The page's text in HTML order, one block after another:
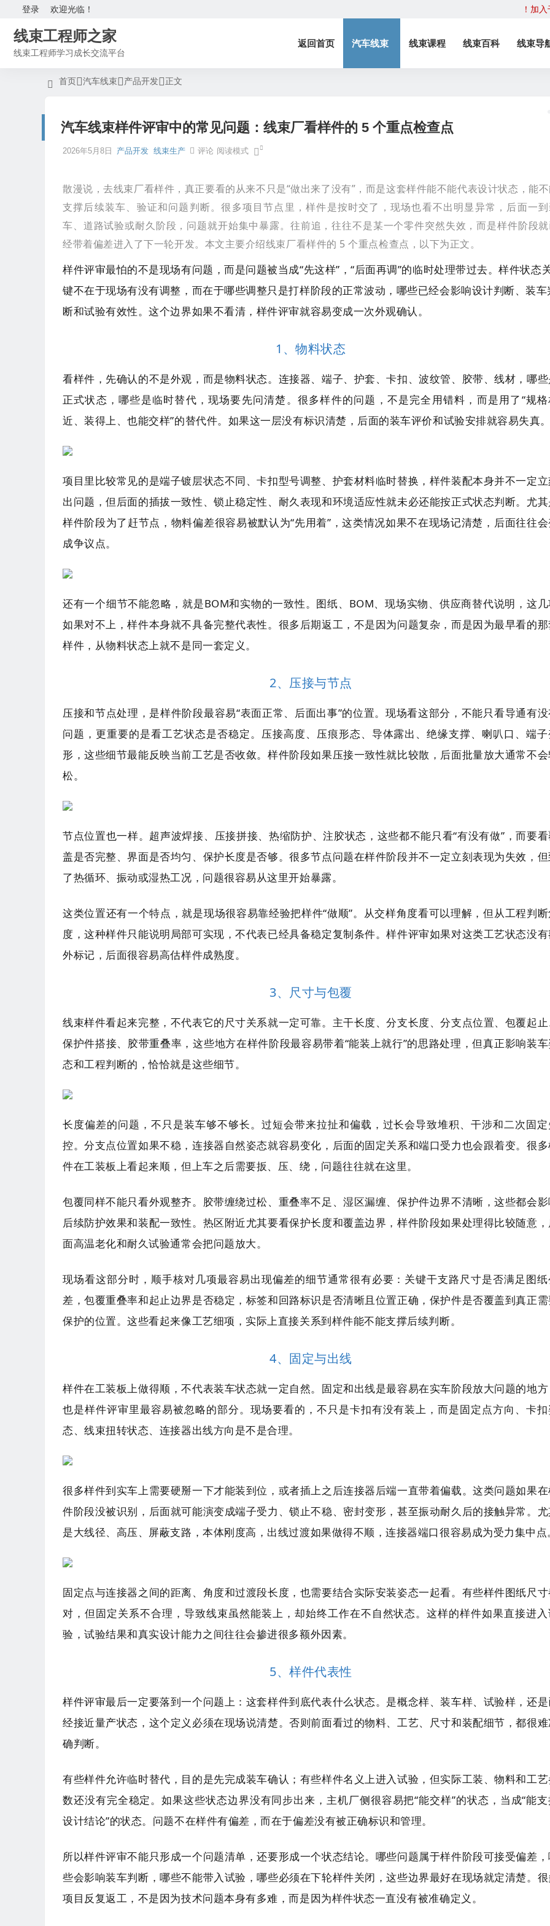
欢迎光临！
登录 ！加
线束工程师之家
线束工程师学习成长交流平台
返回首页 汽车线束 线束课程 线束百科 线束导
首页 汽车线束 产品开发 正文
汽车线束样件评审中的常见问题：线束厂看样件的 5 个重点检查点
2026年5月8日 产品开发 线束生产 评论 阅读模式
散漫说，去线束厂看样件，真正要看的从来不只是“做出来了没有”，而是这套样件能不能代表设计状态，能
支撑后续装车、验证和问题判断。很多项目节点里，样件是按时交了，现场也看不出明显异常，后面一到
车、道路试验或耐久阶段，问题就开始集中暴露。往前追，往往不是某一个零件突然失效，而是样件阶段
经带着偏差进入了下一轮开发。本文主要介绍线束厂看样件的 5 个重点检查点， 以下为正文。
样件评审最怕的不是现场有问题，而是问题被当成“先这样”，“后面再调”的临时处理带过去。样件状态
键不在于现场有没有调整，而在于哪些调整只是打样阶段的正常波动，哪些已经会影响设计判断、装车
断和试验有效性。这个边界如果不看清，样件评审就容易变成一次外观确认。
1、物料状态
看样件，先确认的不是外观，而是物料状态。连接器、端子、护套、卡扣、波纹管、胶带、线材，哪些
正式状态，哪些是临时替代，现场要先问清楚。很多样件的问题，不是完全用错料，而是用了“规格
近、装得上、也能交样”的替代件。如果这一层没有标识清楚，后面的装车评价和试验安排就容易失真。
项目里比较常见的是端子镀层状态不同、卡扣型号调整、护套材料临时替换，样件装配本身并不一定立
出问题，但后面的插拔一致性、锁止稳定性、耐久表现和环境适应性就未必还能按正式状态判断。尤其
样件阶段为了赶节点，物料偏差很容易被默认为“先用着”，这类情况如果不在现场记清楚，后面往往
成争议点。
还有一个细节不能忽略，就是BOM和实物的一致性。图纸、BOM、现场实物、供应商替代说明，这几
如果对不上，样件本身就不具备完整代表性。很多后期返工，不是因为问题复杂，而是因为最早看的那
样件，从物料状态上就不是同一套定义。
2、压接与节点
压接和节点处理，是样件阶段最容易“表面正常、后面出事”的位置。现场看这部分，不能只看导通有
问题，更重要的是看工艺状态是否稳定。压接高度、压痕形态、导体露出、绝缘支撑、喇叭口、端
形，这些细节最能反映当前工艺是否收敛。样件阶段如果压接一致性就比较散，后面批量放大通常不会
松。
节点位置也一样。超声波焊接、压接拼接、热缩防护、注胶状态，这些都不能只看“有没有做”，而要
盖是否完整、界面是否均匀、保护长度是否够。很多节点问题在样件阶段并不一定立刻表现为失效，但
了热循环、振动或湿热工况，问题很容易从这里开始暴露。
这类位置还有一个特点，就是现场很容易靠经验把样件“做顺”。从交样角度看可以理解，但从工程判断
度，这种样件只能说明局部可实现，不代表已经具备稳定复制条件。样件评审如果对这类工艺状态没
外标记，后面很容易高估样件成熟度。
3、尺寸与包覆
线束样件看起来完整，不代表它的尺寸关系就一定可靠。主干长度、分支长度、分支点位置、包覆起止
保护件搭接、胶带重叠率，这些地方在样件阶段最容易带着“能装上就行”的思路处理，但真正影响装
态和工程判断的，恰恰就是这些细节。
长度偏差的问题，不只是装车够不够长。过短会带来拉扯和偏载，过长会导致堆积、干涉和二次固定
控。分支点位置如果不稳，连接器自然姿态就容易变化，后面的固定关系和端口受力也会跟着变。很
件在工装板上看起来顺，但上车之后需要扳、压、绕，问题往往就在这里。
包覆同样不能只看外观整齐。胶带缠绕过松、重叠率不足、湿区漏缠、保护件边界不清晰，这些都会影
后续防护效果和装配一致性。热区附近尤其要看保护长度和覆盖边界，样件阶段如果处理得比较随意
面高温老化和耐久试验通常会把问题放大。
现场看这部分时，顺手核对几项最容易出现偏差的细节通常很有必要：关键干支路尺寸是否满足图纸
差，包覆重叠率和起止边界是否稳定，标签和回路标识是否清晰且位置正确，保护件是否覆盖到真正
保护的位置。这些看起来像工艺细项，实际上直接关系到样件能不能支撑后续判断。
4、固定与出线
样件在工装板上做得顺，不代表装车状态就一定自然。固定和出线是最容易在实车阶段放大问题的地方
也是样件评审里最容易被忽略的部分。现场要看的，不只是卡扣有没有装上，而是固定点方向、卡
态、线束扭转状态、连接器出线方向是不是合理。
很多样件到实车上需要硬掰一下才能装到位，或者插上之后连接器后端一直带着偏载。这类问题如果
件阶段没被识别，后面就可能演变成端子受力、锁止不稳、密封变形，甚至振动耐久后的接触异常。
是大线径、高压、屏蔽支路，本体刚度高，出线过渡如果做得不顺，连接器端口很容易成为受力集中点
固定点与连接器之间的距离、角度和过渡段长度，也需要结合实际安装姿态一起看。有些样件图纸尺
对，但固定关系不合理，导致线束虽然能装上，却始终工作在不自然状态。这样的样件如果直接进
验，试验结果和真实设计能力之间往往会掺进很多额外因素。
5、样件代表性
样件评审最后一定要落到一个问题上：这套样件到底代表什么状态。是概念样、装车样、试验样，还是
经接近量产状态，这个定义必须在现场说清楚。否则前面看过的物料、工艺、尺寸和装配细节，都很
确判断。
有些样件允许临时替代，目的是先完成装车确认；有些样件名义上进入试验，但实际工装、物料和工艺
数还没有完全稳定。如果这些状态边界没有同步出来，主机厂侧很容易把“能交样”的状态，当成“能
设计结论”的状态。问题不在样件有偏差，而在于偏差没有被正确标识和管理。
所以样件评审不能只形成一个问题清单，还要形成一个状态结论。哪些问题属于样件阶段可接受偏差
些会影响装车判断，哪些不能带入试验，哪些必须在下轮样件关闭，这些边界最好在现场就定清楚。很
项目反复返工，不是因为技术问题本身有多难，而是因为样件状态一直没有被准确定义。